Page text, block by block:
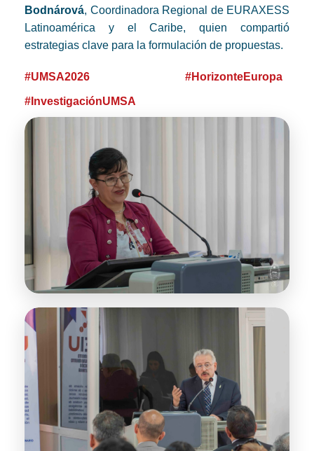
Bodnárová, Coordinadora Regional de EURAXESS
Latinoamérica y el Caribe, quien compartió
estrategias clave para la formulación de propuestas.
#UMSA2026 #HorizonteEuropa
#InvestigaciónUMSA